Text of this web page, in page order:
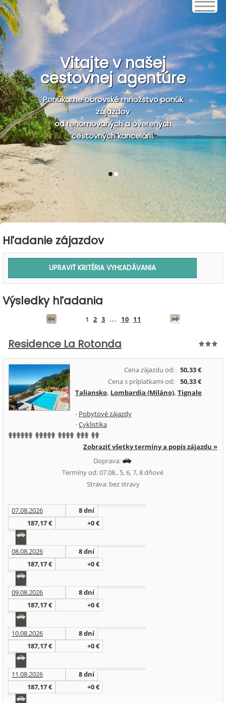
Vitajte v našej
cestovnej agentúre
Ponúkame obrovské množstvo ponúk
zájazdov
od renomovaných a overených
cestovných kancelárií.
1 2
Hľadanie zájazdov
Výsledky hľadania
1 2 3 ... 10 11
Residence La Rotonda
Cena zájazdu od:
50,33 €
Cena s príplatkami od:
50,33 €
Taliansko, Lombardia (Miláno), Tignale
- Pobytové zájazdy
-Cyklistika
Zobraziť všetky termíny a popis zájazdu »
Doprava:
Termíny od: 07.08., 5, 6, 7, 8 dňové
Strava: bez stravy
07.08.2026
8 dní
187,17 €
+0 €
08.08.2026
8 dní
187,17 €
+0 €
09.08.2026
8 dní
187,17 €
+0 €
10.08.2026
8 dní
187,17 €
+0 €
11.08.2026
8 dní
187,17 €
+0 €